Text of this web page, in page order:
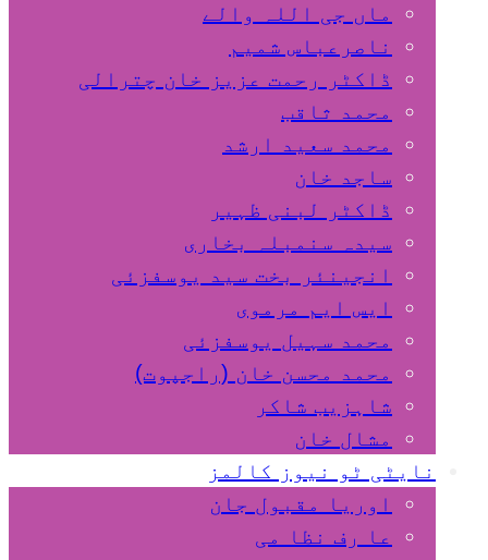
ماں جی اللہ والے
ناصرعباس شمیم
ڈاکٹر رحمت عزیز خان چترالی
محمد ثاقب
محمد سعید ارشد
ساجد خان
ڈاکٹر لبنی ظہیر
سیدہ سنمبلہ بخاری
انجینئر بخت سید یوسفزئی
ایس ایم مرموی
محمد سہیل یوسفزئی
محمد محسن خان (راجپوت)
شاہزیب شاکر
مشال خان
نایٹی ٹو نیوز کالمز
اوریا مقبول جان
عا رف نظا می